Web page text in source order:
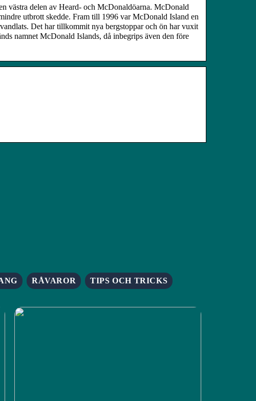
västra delen av Heard- och McDonaldöarna. McDonald
utbrott skedde. Fram till 1996 var McDonald Island en
Det har tillkommit nya bergstoppar och ön har vuxit
namnet McDonald Islands, då inbegrips även den före
RÅVAROR TIPS OCH TRICKS